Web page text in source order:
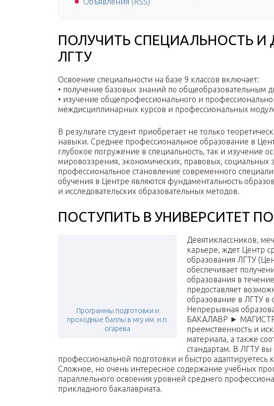
ПОЛУЧИТЬ СПЕЦИАЛЬНОСТЬ
ЛГТУ
Освоение специальности на базе 9 классов включает:
• получение базовых знаний по общеобразовательным
• изучение общепрофессионального и
междисциплинарных курсов и профессиональных
В результате студент приобретает не только
навыки. Среднее профессиональное образование в
глубокое погружение в специальность, так и изучение
мировоззрения, экономических, правовых,
профессиональное становление современного
обучения в Центре являются фундаментальность
и исследовательских образовательных методов.
ПОСТУПИТЬ В УНИВЕРСИТЕТ
Программы подготовки и
проходные баллы в мгу им. н.п.
огарева
Девятиклассников,
карьере, ждет Центр
образования ЛГТУ
обеспечивает
образования в
предоставляет
образование в ЛГТУ в
Непрерывная
БАКАЛАВР ► МАГИСТР
преемственность и
материала, а также
стандартам. В ЛГТУ вы
профессиональной подготовки и быстро адаптируетесь
Сложное, но очень интересное содержание учебных
параллельного освоения уровней среднего
прикладного бакалавриата.